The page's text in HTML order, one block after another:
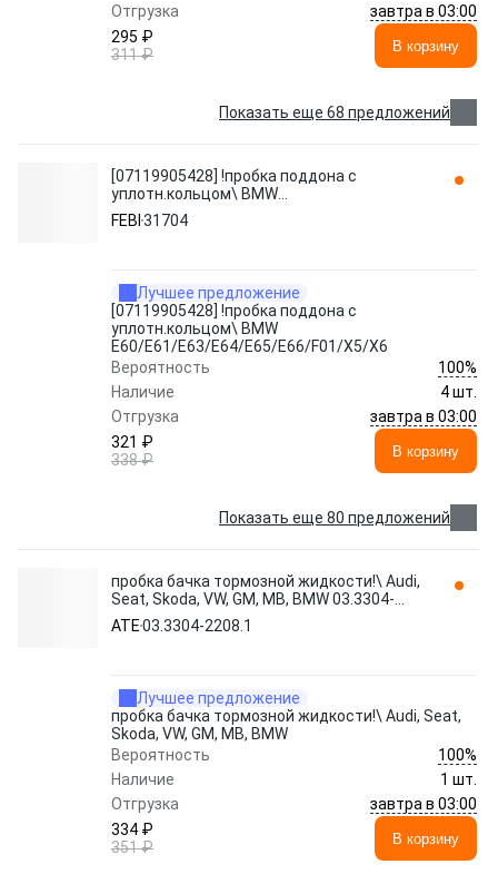
Отгрузка
завтра в 03:00
295 ₽
311 ₽
В корзину
Показать еще 68 предложений
[07119905428] !пробка поддона с
уплотн.кольцом\ BMW
E60/E61/E63/E64/E65/E66/F01/X5/X6
31704 FEBI
FEBI 31704
Лучшее предложение
[07119905428] !пробка поддона с
уплотн.кольцом\ BMW
E60/E61/E63/E64/E65/E66/F01/X5/X6
Вероятность
100%
Наличие
4 шт.
Отгрузка
завтра в 03:00
321 ₽
338 ₽
В корзину
Показать еще 80 предложений
пробка бачка тормозной жидкости!\ Audi,
Seat, Skoda, VW, GM, MB, BMW 03.3304-
2208.1 ATE
ATE03.3304-2208.1
Лучшее предложение
пробка бачка тормозной жидкости!\ Audi, Seat,
Skoda, VW, GM, MB, BMW
Вероятность
100%
Наличие
1 шт.
Отгрузка
завтра в 03:00
334 ₽
351 ₽
В корзину